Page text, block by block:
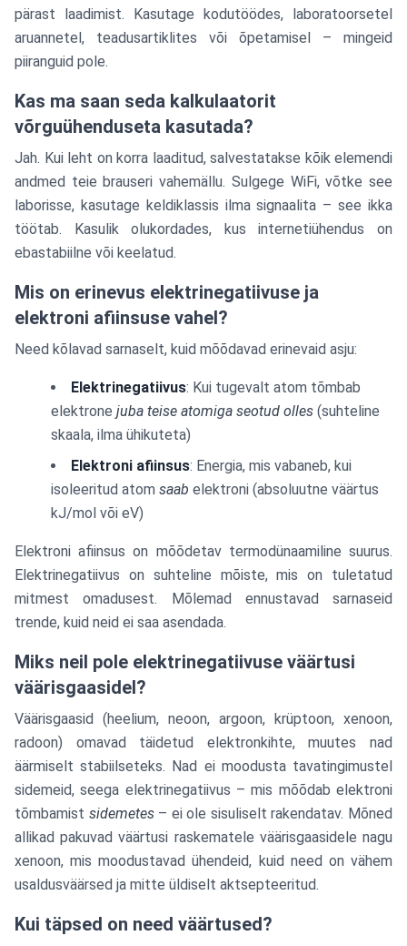
pärast laadimist. Kasutage kodutöödes, laboratoorsetel
aruannetel, teadusartiklites või õpetamisel – mingeid
piiranguid pole.
Kas ma saan seda kalkulaatorit
võrguühenduseta kasutada?
Jah. Kui leht on korra laaditud, salvestatakse kõik elemendi
andmed teie brauseri vahemällu. Sulgege WiFi, võtke see
laborisse, kasutage keldiklassis ilma signaalita – see ikka
töötab. Kasulik olukordades, kus internetiühendus on
ebastabiilne või keelatud.
Mis on erinevus elektrinegatiivuse ja
elektroni afiinsuse vahel?
Need kõlavad sarnaselt, kuid mõõdavad erinevaid asju:
Elektrinegatiivus: Kui tugevalt atom tõmbab
elektrone juba teise atomiga seotud olles (suhteline
skaala, ilma ühikuteta)
Elektroni afiinsus: Energia, mis vabaneb, kui
isoleeritud atom saab elektroni (absoluutne väärtus
kJ/mol või eV)
Elektroni afiinsus on mõõdetav termodünaamiline suurus.
Elektrinegatiivus on suhteline mõiste, mis on tuletatud
mitmest omadusest. Mõlemad ennustavad sarnaseid
trende, kuid neid ei saa asendada.
Miks neil pole elektrinegatiivuse väärtusi
väärisgaasidel?
Väärisgaasid (heelium, neoon, argoon, krüptoon, xenoon,
radoon) omavad täidetud elektronkihte, muutes nad
äärmiselt stabiilseteks. Nad ei moodusta tavatingimustel
sidemeid, seega elektrinegatiivus – mis mõõdab elektroni
tõmbamist sidemetes– ei ole sisuliselt rakendatav. Mõned
allikad pakuvad väärtusi raskematele väärisgaasidele nagu
xenoon, mis moodustavad ühendeid, kuid need on vähem
usaldusväärsed ja mitte üldiselt aktsepteeritud.
Kui täpsed on need väärtused?